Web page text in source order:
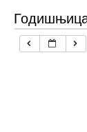
Годишњица